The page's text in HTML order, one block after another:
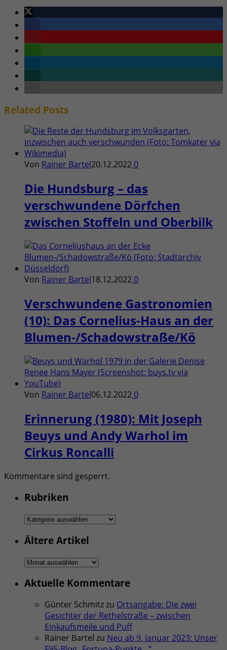
Related Posts
Von Rainer Bartel20.12.2022 0
Die Hundsburg – das
verschwundene Dörfchen
zwischen Stoffeln und Oberbilk
Von Rainer Bartel18.12.2022 0
Verschwundene Gastronomien
(10): Das Cornelius-Haus an der
Blumen-/Schadowstraße/Kö
Von Rainer Bartel06.12.2022 0
Erinnerung (1980): Mit Joseph
Beuys und Andy Warhol im
Cirkus Roncalli
Kommentare sind gesperrt.
Rubriken
Rubriken
Ältere Artikel
Ältere
Aktuelle Kommentare
Günter Schmitzzu Ortsangabe: Die zwei
Gesichter der Rethelstraße – zwischen
Einkaufsmeile und Puff
Rainer Bartel zu Neu ab 9. Januar 2023: Unser